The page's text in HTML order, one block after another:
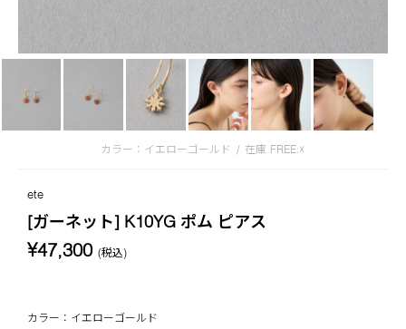
カラー：イエローゴールド / 在庫 FREE:☓
ete
[ガーネット] K10YG ポム ピアス
¥47,300 (税込)
カラー：イエローゴールド